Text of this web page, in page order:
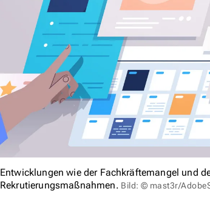
Entwicklungen wie der Fachkräftemangel und
Rekrutierungsmaßnahmen. Bild: © mast3r/